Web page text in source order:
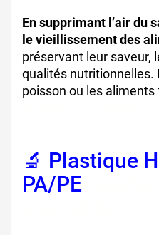
En supprimant l’air du
le vieillissement des
préservant leur saveur,
qualités nutritionnelles.
poisson ou les aliments
🔬 Plastique
PA/PE